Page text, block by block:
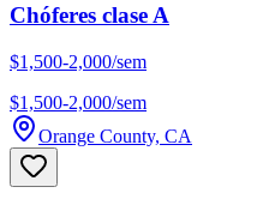
Chóferes clase A
$1,500-2,000/sem
$1,500-2,000/sem
Orange County, CA